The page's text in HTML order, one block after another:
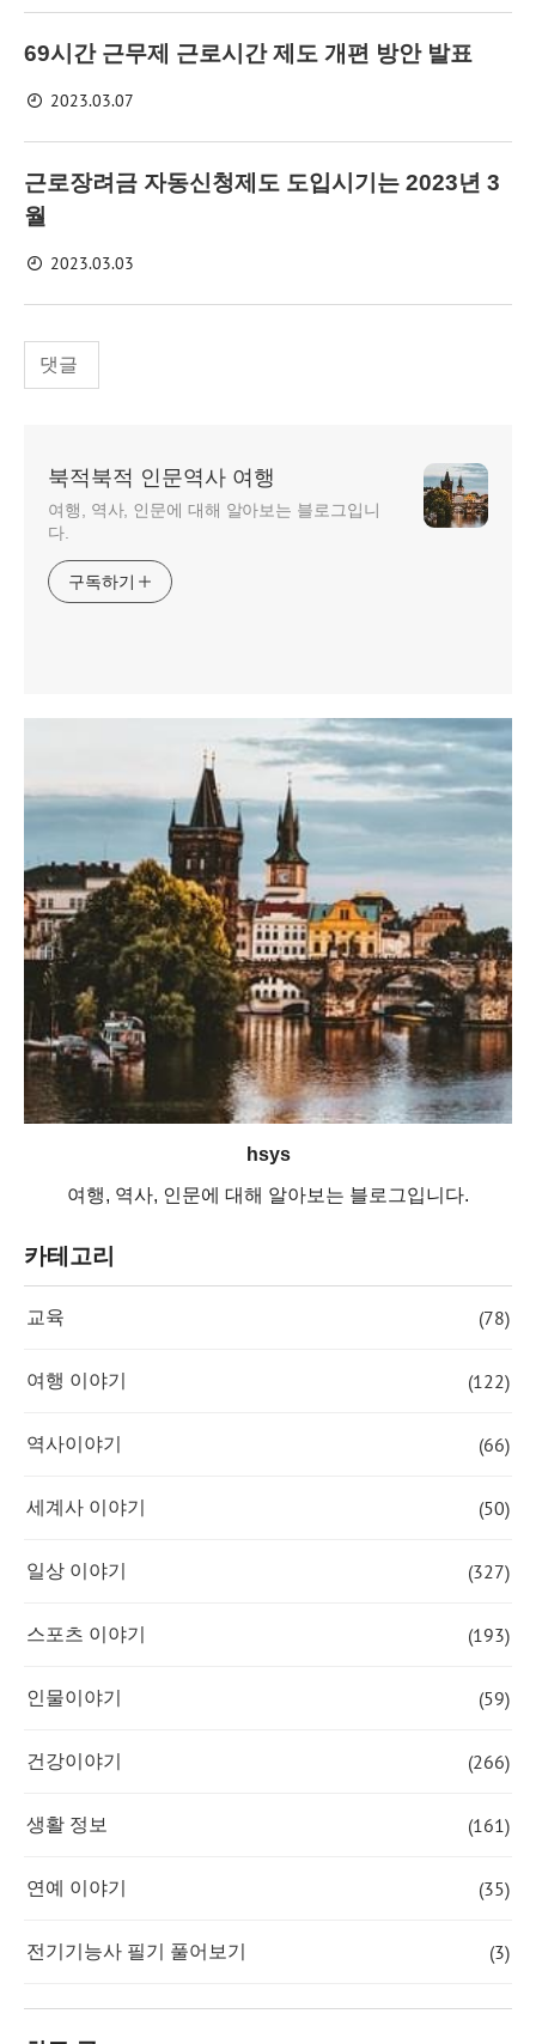
69시간 근무제 근로시간 제도 개편 방안 발표
2023.03.07
근로장려금 자동신청제도 도입시기는 2023년 3
월
2023.03.03
댓글
북적북적 인문역사 여행
여행, 역사, 인문에 대해 알아보는 블로그입니
다.
구독하기
hsys
여행, 역사, 인문에 대해 알아보는 블로그입니다.
카테고리
교육 (78)
여행 이야기 (122)
역사이야기 (66)
세계사 이야기 (50)
일상 이야기 (327)
스포츠 이야기 (193)
인물이야기 (59)
건강이야기 (266)
생활 정보 (161)
연예 이야기 (35)
전기기능사 필기 풀어보기 (3)